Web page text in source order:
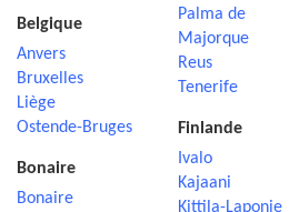
Belgique
Anvers
Bruxelles
Liège
Ostende-Bruges
Bonaire
Bonaire
Palma de
Majorque
Reus
Tenerife
Finlande
Ivalo
Kajaani
Kittila-Laponie